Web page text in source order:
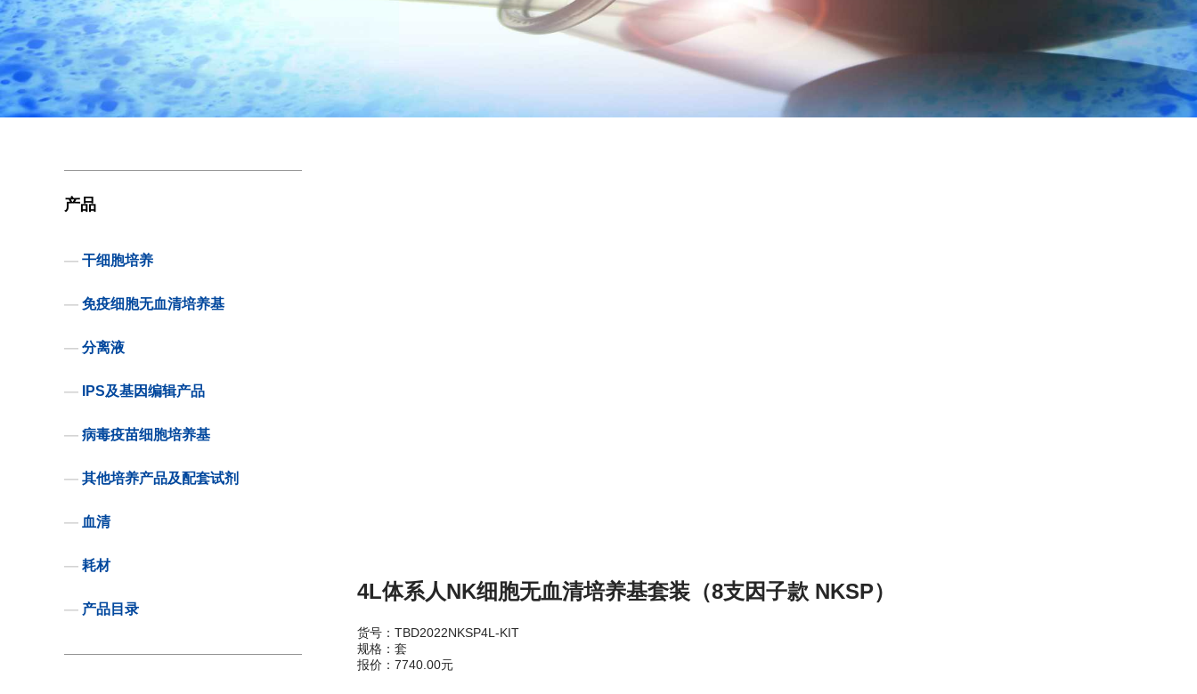
产品
— 干细胞培养
— 免疫细胞无血清培养基
— 分离液
— IPS及基因编辑产品
— 病毒疫苗细胞培养基
— 其他培养产品及配套试剂
— 血清
— 耗材
— 产品目录
4L体系人NK细胞无血清培养基套装（8支因子款 NKSP）
货号：TBD2022NKSP4L-KIT
规格：套
报价：7740.00元